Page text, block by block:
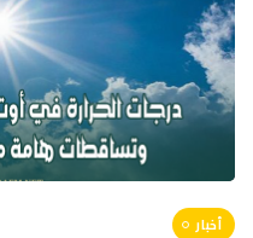
أخبار